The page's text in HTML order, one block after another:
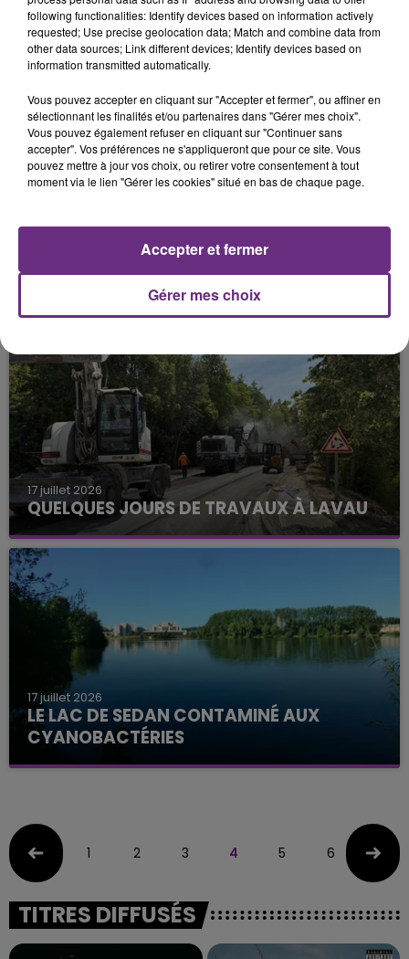
17 juillet 2026
C'EST DÉFINITIF, LE CORMONTREUIL
TENNIS CLUB NE SERA PLUS
BERGES DE REIMS : IL FAUDRA ENCORE
PATIENTER POUR LA PASSERELLE
17 juillet 2026
QUELQUES JOURS DE TRAVAUX À LAVAU
17 juillet 2026
LE LAC DE SEDAN CONTAMINÉ AUX
CYANOBACTÉRIES
1 2 3 4 5 6 7
TITRES DIFFUSÉS
following functionalities: Identify devices based on information actively
requested; Use precise geolocation data; Match and combine data from
other data sources; Link different devices; Identify devices based on
information transmitted automatically.
Vous pouvez accepter en cliquant sur "Accepter et fermer", ou affiner en
sélectionnant les finalités et/ou partenaires dans "Gérer mes choix".
Vous pouvez également refuser en cliquant sur "Continuer sans
accepter". Vos préférences ne s'appliqueront que pour ce site. Vous
pouvez mettre à jour vos choix, ou retirer votre consentement à tout
moment via le lien "Gérer les cookies" situé en bas de chaque page.
Gérer mes choix
Accepter et fermer